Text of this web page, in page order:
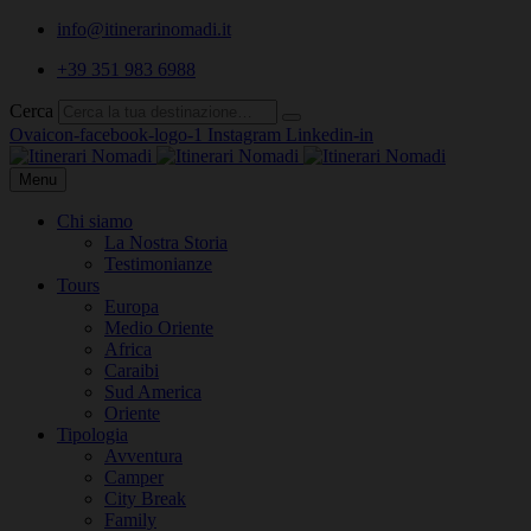
info@itinerarinomadi.it
+39 351 983 6988
Cerca
Ovaicon-facebook-logo-1 Instagram Linkedin-in
Menu
Chi siamo
La Nostra Storia
Testimonianze
Tours
Europa
Medio Oriente
Africa
Caraibi
Sud America
Oriente
Tipologia
Avventura
Camper
City Break
Family